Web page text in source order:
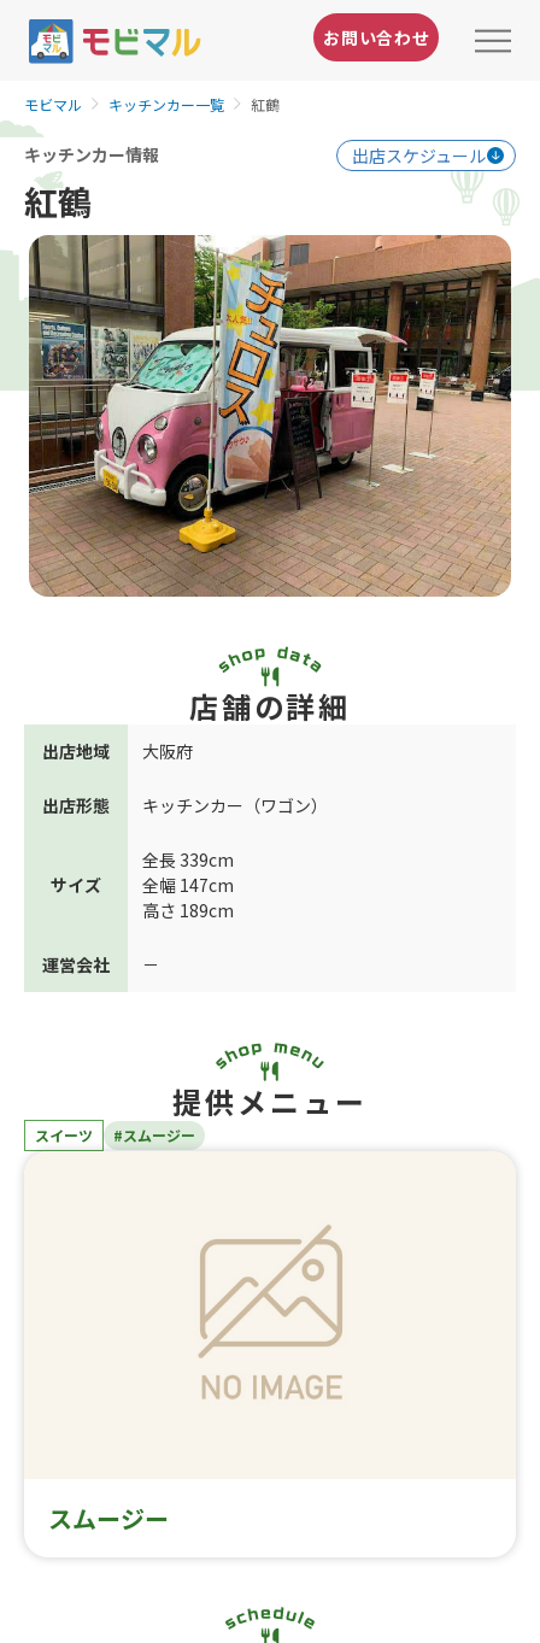
お問い合わせ
モビマル キッチンカー一覧 紅鶴
キッチンカー情報 出店スケジュール
紅鶴
店舗の詳細
出店地域 大阪府
出店形態 キッチンカー（ワゴン）
サイズ
全長 339cm
全幅 147cm
高さ 189cm
運営会社 －
提供メニュー
スイーツ #スムージー
スムージー